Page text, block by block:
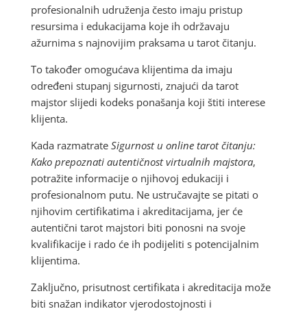
profesionalnih udruženja često imaju pristup
resursima i edukacijama koje ih održavaju
ažurnima s najnovijim praksama u tarot čitanju.
To također omogućava klijentima da imaju
određeni stupanj sigurnosti, znajući da tarot
majstor slijedi kodeks ponašanja koji štiti interese
klijenta.
Kada razmatrate Sigurnost u online tarot čitanju:
Kako prepoznati autentičnost virtualnih majstora,
potražite informacije o njihovoj edukaciji i
profesionalnom putu. Ne ustručavajte se pitati o
njihovim certifikatima i akreditacijama, jer će
autentični tarot majstori biti ponosni na svoje
kvalifikacije i rado će ih podijeliti s potencijalnim
klijentima.
Zaključno, prisutnost certifikata i akreditacija može
biti snažan indikator vjerodostojnosti i